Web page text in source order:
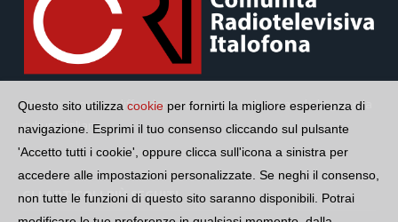
Per promuovere, diffondere, sostenere, valorizzare la lingua e la
cultura italiana
GLI ARTICOLI PIÙ SEGUITI
Questo sito utilizza cookie per fornirti la migliore esperienza di
navigazione. Esprimi il tuo consenso cliccando sul pulsante
'Accetto tutti i cookie', oppure clicca sull'icona a sinistra per
accedere alle impostazioni personalizzate. Se neghi il consenso,
non tutte le funzioni di questo sito saranno disponibili. Potrai